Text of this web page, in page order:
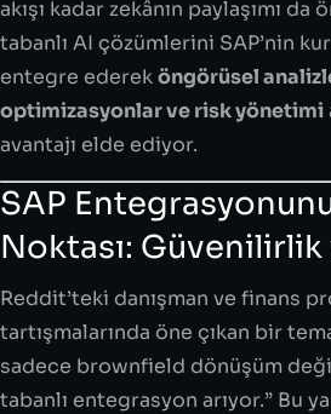
akışı kadar zekânın paylaşımı
tabanlı AI çözümlerini SAP’nin
entegre edereköngörüsel
optimizasyonlar ve risk yönetimi
avantajı elde ediyor.
SAP
Noktası:
Reddit’teki danışman ve finans
tartışmalarında öne çıkan bir
sadece brownfield dönüşüm
tabanlı entegrasyon arıyor.” Bu